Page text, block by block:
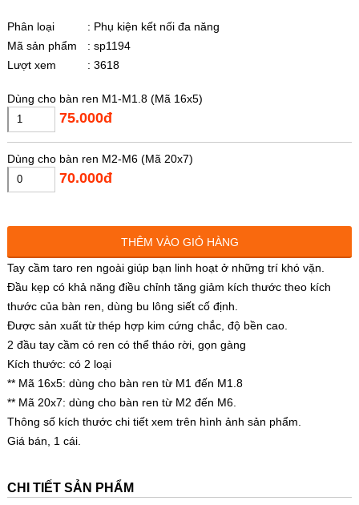
Phân loại
: Phụ kiện kết nối đa năng
Mã sản phẩm
: sp1194
Lượt xem
: 3618
Dùng cho bàn ren M1-M1.8 (Mã 16x5)
75.000đ
Dùng cho bàn ren M2-M6 (Mã 20x7)
70.000đ
THÊM VÀO GIỎ HÀNG
Tay cầm taro ren ngoài giúp bạn linh hoạt ở những trí khó vặn.
Đầu kẹp có khả năng điều chỉnh tăng giảm kích thước theo kích
thước của bàn ren, dùng bu lông siết cố định.
Được sản xuất từ thép hợp kim cứng chắc, độ bền cao.
2 đầu tay cầm có ren có thể tháo rời, gọn gàng
Kích thước: có 2 loại
** Mã 16x5: dùng cho bàn ren từ M1 đến M1.8
** Mã 20x7: dùng cho bàn ren từ M2 đến M6.
Thông số kích thước chi tiết xem trên hình ảnh sản phẩm.
Giá bán, 1 cái.
CHI TIẾT SẢN PHẨM